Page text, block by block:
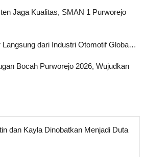
Jaga Kualitas, SMAN 1 Purworejo
Langsung dari Industri Otomotif Globa…
Bocah Purworejo 2026, Wujudkan
dan Kayla Dinobatkan Menjadi Duta